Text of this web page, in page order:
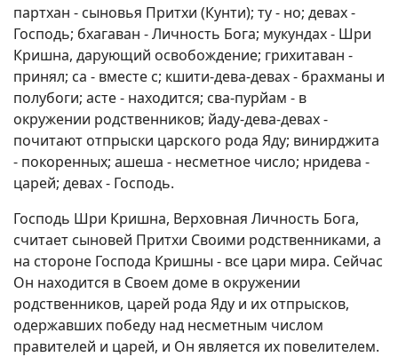
партхан - сыновья Притхи (Кунти); ту - но; девах -
Господь; бхагаван - Личность Бога; мукундах - Шри
Кришна, дарующий освобождение; грихитаван -
принял; са - вместе с; кшити-дева-девах - брахманы и
полубоги; асте - находится; сва-пурйам - в
окружении родственников; йаду-дева-девах -
почитают отпрыски царского рода Яду; винирджита
- покоренных; ашеша - несметное число; нридева -
царей; девах - Господь.
Господь Шри Кришна, Верховная Личность Бога,
считает сыновей Притхи Своими родственниками, а
на стороне Господа Кришны - все цари мира. Сейчас
Он находится в Своем доме в окружении
родственников, царей рода Яду и их отпрысков,
одержавших победу над несметным числом
правителей и царей, и Он является их повелителем.